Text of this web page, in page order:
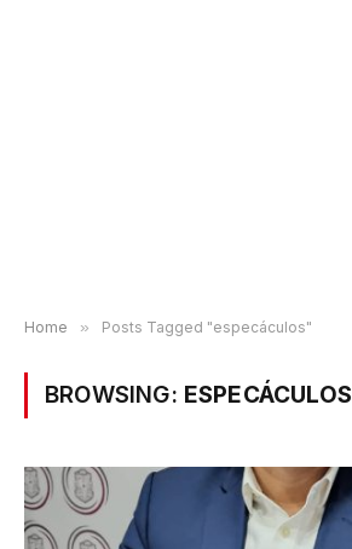
Home » Posts Tagged "especáculos"
BROWSING: ESPECÁCULOS